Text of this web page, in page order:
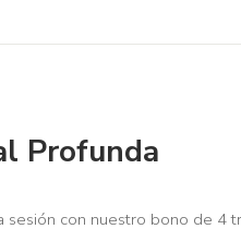
Profunda
con nuestro bono de 4